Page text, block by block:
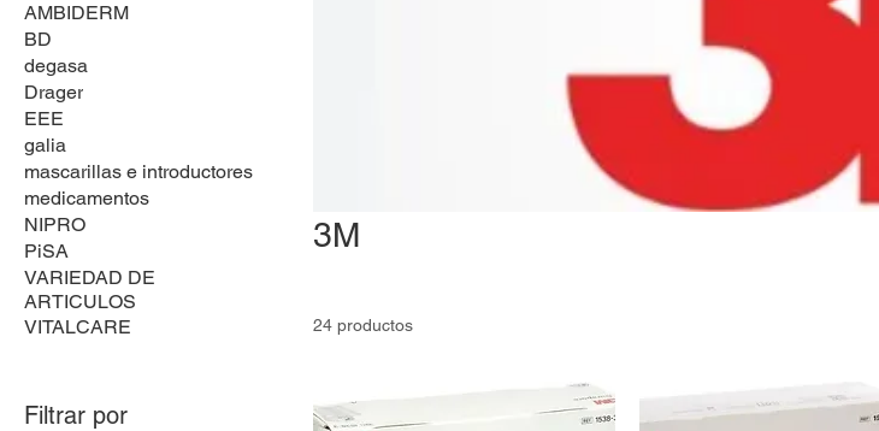
AMBIDERM
BD
degasa
Drager
EEE
galia
mascarillas e introductores
medicamentos
NIPRO
PiSA
VARIEDAD DE
ARTICULOS
VITALCARE
Filtrar por
3M
24 productos